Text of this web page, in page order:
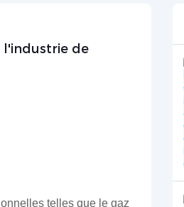
l'industrie de
telles que le gaz